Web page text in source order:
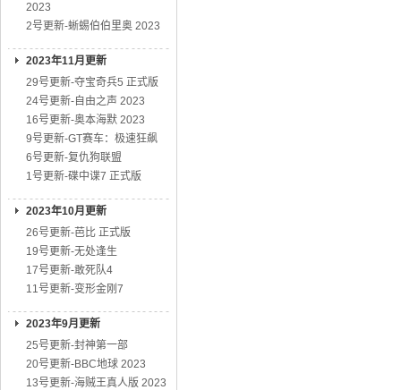
2023
2号更新-蜥蜴伯伯里奥 2023
2023年11月更新
29号更新-夺宝奇兵5 正式版
24号更新-自由之声 2023
16号更新-奥本海默 2023
9号更新-GT赛车：极速狂飙
6号更新-复仇狗联盟
1号更新-碟中谍7 正式版
2023年10月更新
26号更新-芭比 正式版
19号更新-无处逢生
17号更新-敢死队4
11号更新-变形金刚7
2023年9月更新
25号更新-封神第一部
20号更新-BBC地球 2023
13号更新-海贼王真人版 2023